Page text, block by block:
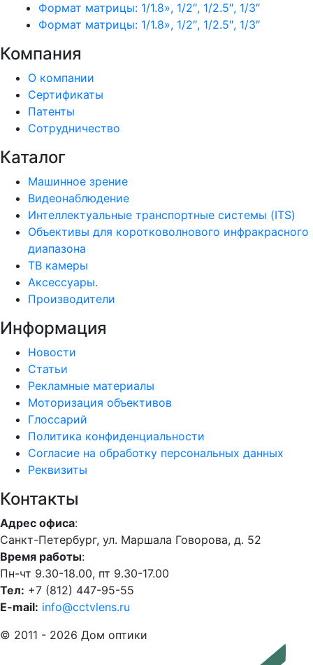
Формат матрицы: 1/1.8», 1/2″, 1/2.5″, 1/3″
Формат матрицы: 1/1.8», 1/2″, 1/2.5″, 1/3″
Компания
О компании
Сертификаты
Патенты
Сотрудничество
Каталог
Машинное зрение
Видеонаблюдение
Интеллектуальные транспортные системы (ITS)
Объективы для коротковолнового инфракрасного
диапазона
ТВ камеры
Аксессуары.
Производители
Информация
Новости
Статьи
Рекламные материалы
Моторизация объективов
Глоссарий
Политика конфиденциальности
Согласие на обработку персональных данных
Реквизиты
Контакты
Адрес офиса:
Санкт-Петербург, ул. Маршала Говорова, д. 52
Время работы:
Пн-чт 9.30-18.00, пт 9.30-17.00
Тел: +7 (812) 447-95-55
E-mail: info@cctvlens.ru
© 2011 - 2026 Дом оптики